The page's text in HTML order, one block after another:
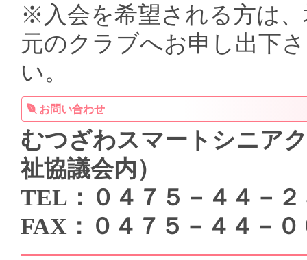
※入会を希望される方は
元のクラブへお申し出下さ
い。
お問い合わせ
むつざわスマートシニア
祉協議会内）
TEL：０４７５－４４－２
FAX：０４７５－４４－０